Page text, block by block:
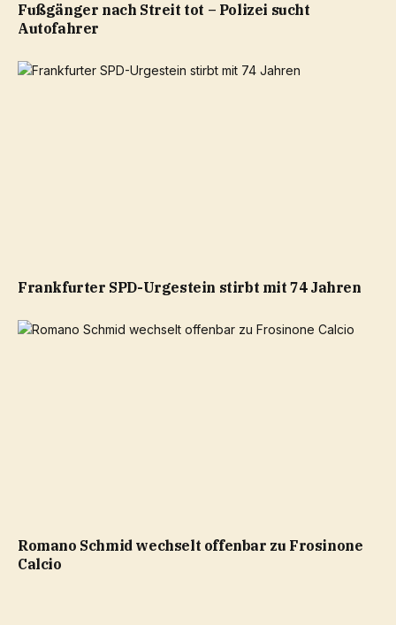
Fußgänger nach Streit tot – Polizei sucht
Autofahrer
Frankfurter SPD-Urgestein stirbt mit 74 Jahren
Romano Schmid wechselt offenbar zu Frosinone
Calcio